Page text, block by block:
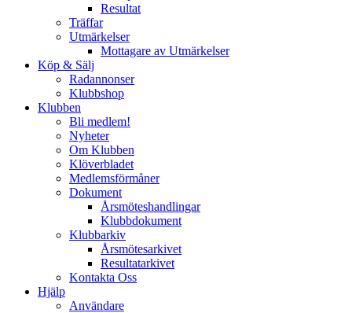
Resultat
Träffar
Utmärkelser
Mottagare av Utmärkelser
Köp & Sälj
Radannonser
Klubbshop
Klubben
Bli medlem!
Nyheter
Om Klubben
Klöverbladet
Medlemsförmåner
Dokument
Årsmöteshandlingar
Klubbdokument
Klubbarkiv
Årsmötesarkivet
Resultatarkivet
Kontakta Oss
Hjälp
Användare